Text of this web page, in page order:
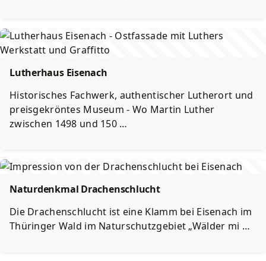
Lutherhaus Eisenach
Historisches Fachwerk, authentischer Lutherort und
preisgekröntes Museum - Wo Martin Luther
zwischen 1498 und 150 …
Naturdenkmal Drachenschlucht
Die Drachenschlucht ist eine Klamm bei Eisenach im
Thüringer Wald im Naturschutzgebiet „Wälder mi …